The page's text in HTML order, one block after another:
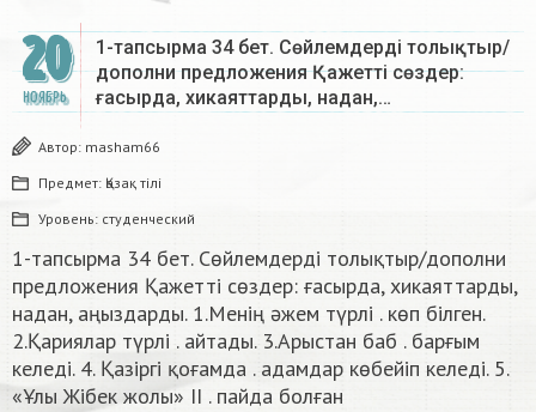
20
НОЯБРЬ
1-тапсырма 34 бет. Сөйлемдерді толықтыр/
дополни предложения Қажетті сөздер:
ғасырда, хикаяттарды, надан,…
Автор: masham66
Предмет: Қазақ тiлi
Уровень: студенческий
1-тапсырма 34 бет. Сөйлемдерді толықтыр/дополни
предложения Қажетті сөздер: ғасырда, хикаяттарды,
надан, аңыздарды. 1.Менің әжем түрлі . көп білген.
2.Қариялар түрлі . айтады. 3.Арыстан баб . барғым
келеді. 4. Қазіргі қоғамда . адамдар көбейіп келеді. 5.
«Ұлы Жібек жолы» II . пайда болған